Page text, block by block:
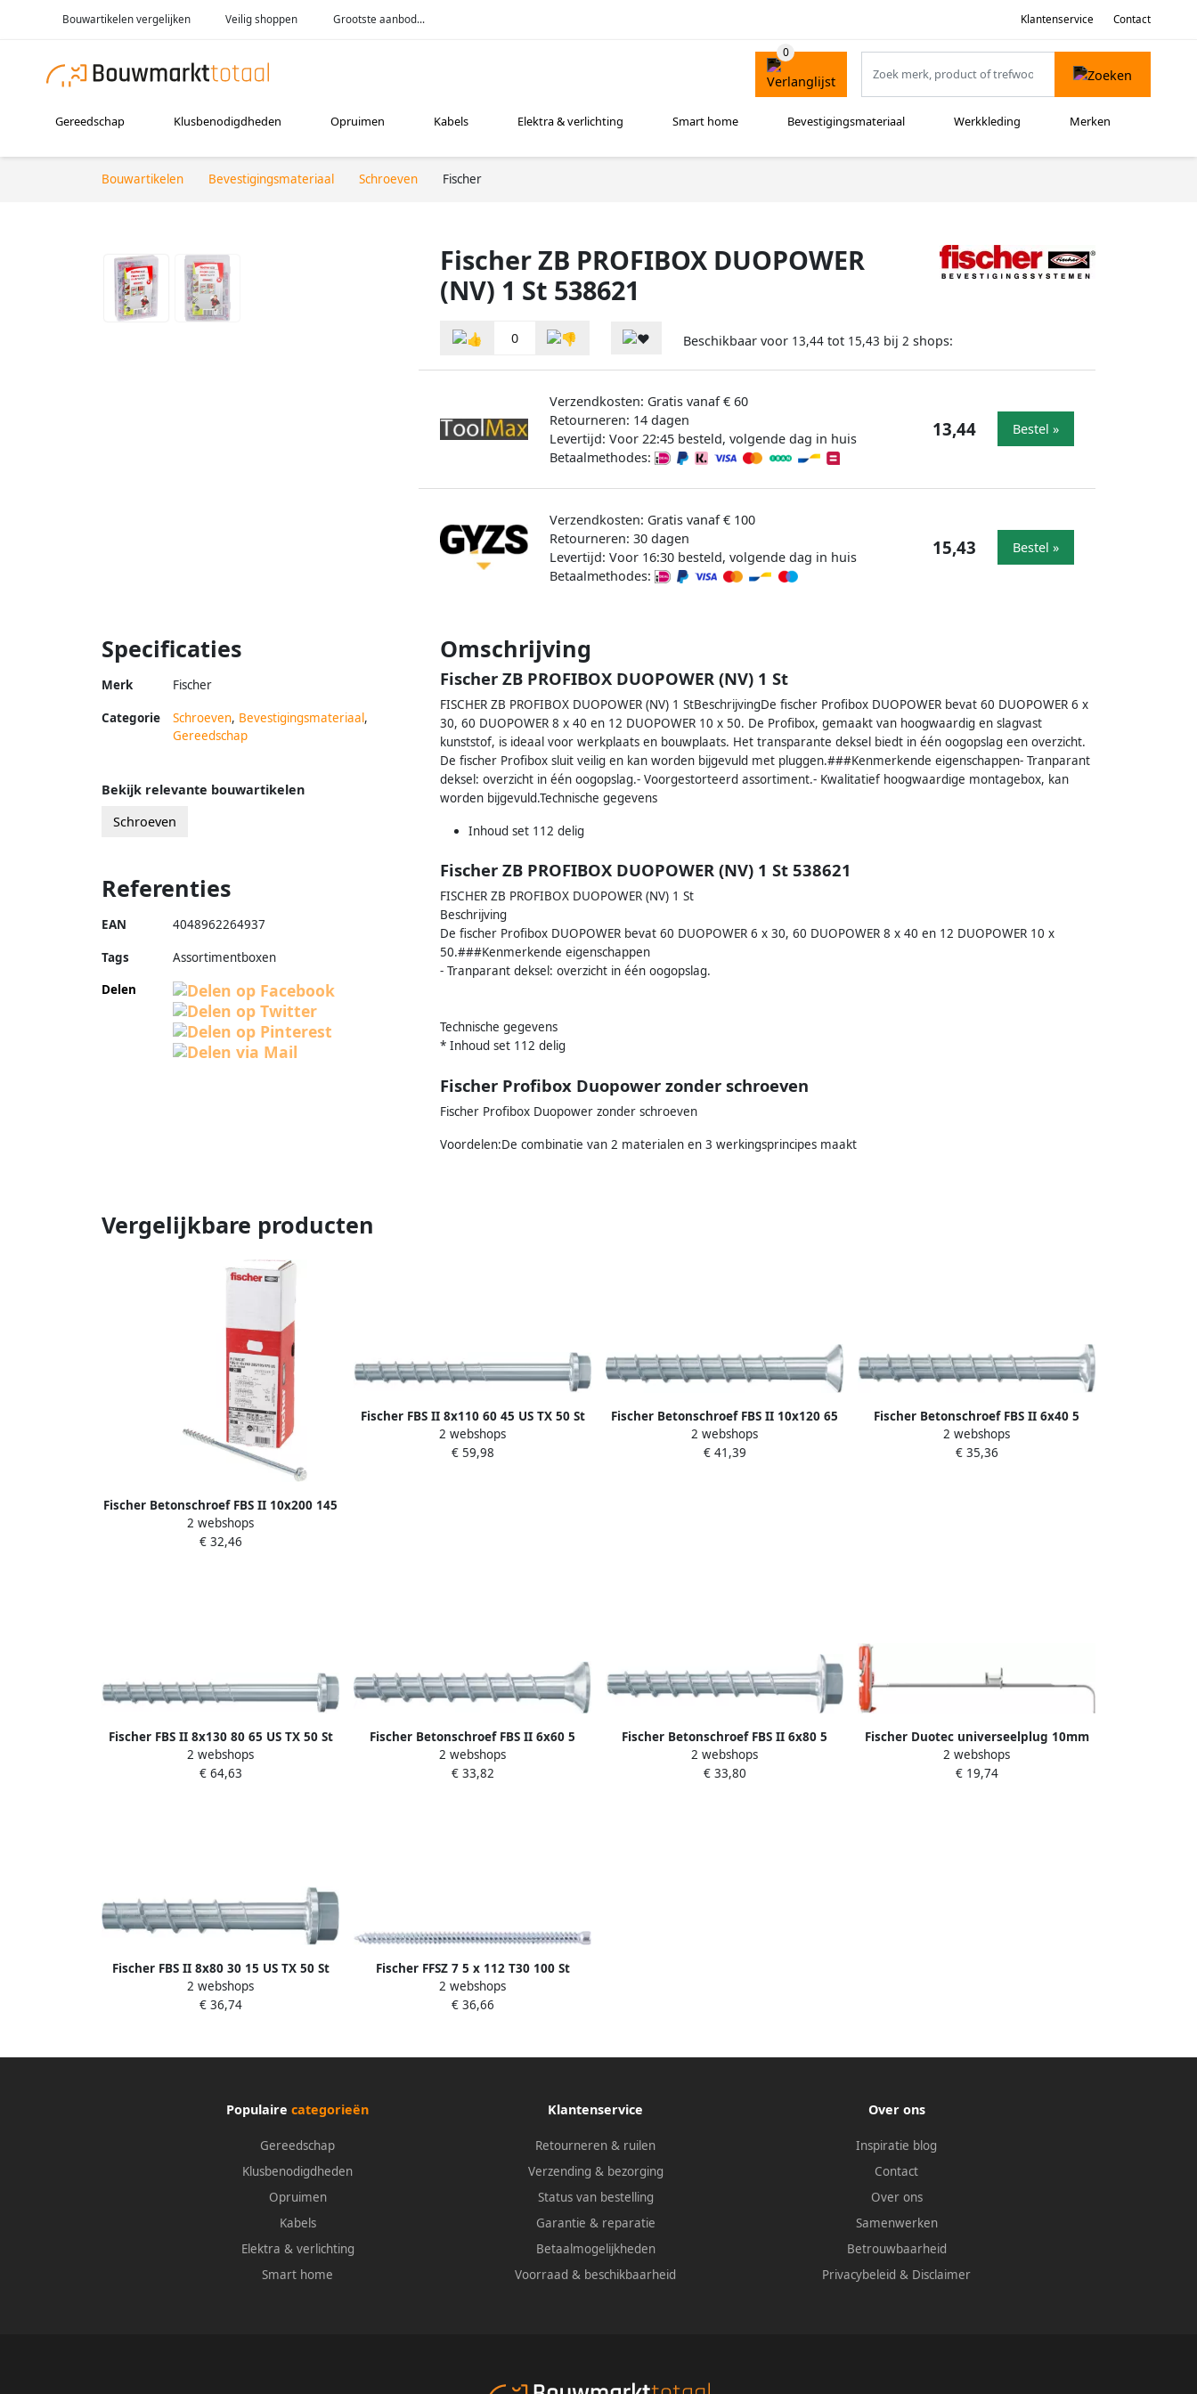
Bouwartikelen vergelijken Veilig shoppen Grootste aanbod... Klantenservice Contact
Gereedschap Klusbenodigdheden Opruimen Kabels Elektra & verlichting Smart home Bevestigingsmateriaal Werkkleding Merken
Bouwartikelen Bevestigingsmateriaal Schroeven Fischer
Fischer ZB PROFIBOX DUOPOWER
(NV) 1 St 538621
0 Beschikbaar voor 13,44 tot 15,43 bij 2 shops:
Verzendkosten: Gratis vanaf € 60
Retourneren: 14 dagen
Levertijd: Voor 22:45 besteld, volgende dag in huis
Betaalmethodes:
13,44 Bestel »
Verzendkosten: Gratis vanaf € 100
Retourneren: 30 dagen
Levertijd: Voor 16:30 besteld, volgende dag in huis
Betaalmethodes:
15,43 Bestel »
Specificaties
Merk Fischer
Categorie Schroeven, Bevestigingsmateriaal,
Gereedschap
Omschrijving
Fischer ZB PROFIBOX DUOPOWER (NV) 1 St
FISCHER ZB PROFIBOX DUOPOWER (NV) 1 StBeschrijvingDe fischer Profibox DUOPOWER bevat 60 DUOPOWER 6 x
30, 60 DUOPOWER 8 x 40 en 12 DUOPOWER 10 x 50. De Profibox, gemaakt van hoogwaardig en slagvast
kunststof, is ideaal voor werkplaats en bouwplaats. Het transparante deksel biedt in één oogopslag een overzicht.
De fischer Profibox sluit veilig en kan worden bijgevuld met pluggen.###Kenmerkende eigenschappen- Tranparant
deksel: overzicht in één oogopslag.- Voorgestorteerd assortiment.- Kwalitatief hoogwaardige montagebox, kan
worden bijgevuld.Technische gegevens
Inhoud set 112 delig
Fischer ZB PROFIBOX DUOPOWER (NV) 1 St 538621
FISCHER ZB PROFIBOX DUOPOWER (NV) 1 St
Beschrijving
De fischer Profibox DUOPOWER bevat 60 DUOPOWER 6 x 30, 60 DUOPOWER 8 x 40 en 12 DUOPOWER 10 x
50.###Kenmerkende eigenschappen
- Tranparant deksel: overzicht in één oogopslag.
Technische gegevens
* Inhoud set 112 delig
Fischer Profibox Duopower zonder schroeven
Fischer Profibox Duopower zonder schroeven
Voordelen:De combinatie van 2 materialen en 3 werkingsprincipes maakt
Bekijk relevante bouwartikelen
Schroeven
Referenties
EAN 4048962264937
Tags
Assortimentboxen
Delen
Vergelijkbare producten
Fischer Betonschroef FBS II 10x200 145
135 115 zeskantkop 536866 20 stuk(s)
536866
2 webshops
€ 32,46
Fischer FBS II 8x110 60 45 US TX 50 St
536856
2 webshops
€ 59,98
Fischer Betonschroef FBS II 10x120 65
55 35 verzonken kop 536888 50 stuk(s)
536888
2 webshops
€ 41,39
Fischer Betonschroef FBS II 6x40 5
grote bolkop Ø17 5mm 546379 100
stuk(s) 546379
2 webshops
€ 35,36
Fischer FBS II 8x130 80 65 US TX 50 St
536857
2 webshops
€ 64,63
Fischer Betonschroef FBS II 6x60 5
verzonken kop 546384 100 stuk(s)
546384
2 webshops
€ 33,82
Fischer Betonschroef FBS II 6x80 5
zeskantkop 546392 100 stuk(s) 546392
2 webshops
€ 33,80
Fischer Duotec universeelplug 10mm
zonder schroef
2 webshops
€ 19,74
Fischer FBS II 8x80 30 15 US TX 50 St
536853
2 webshops
€ 36,74
Fischer FFSZ 7 5 x 112 T30 100 St
532912
2 webshops
€ 36,66
Populaire categorieën
Gereedschap
Klusbenodigdheden
Opruimen
Kabels
Elektra & verlichting
Smart home
Klantenservice
Retourneren & ruilen
Verzending & bezorging
Status van bestelling
Garantie & reparatie
Betaalmogelijkheden
Voorraad & beschikbaarheid
Over ons
Inspiratie blog
Contact
Over ons
Samenwerken
Betrouwbaarheid
Privacybeleid & Disclaimer